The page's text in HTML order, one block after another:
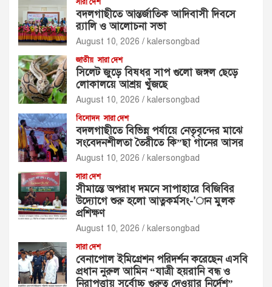
সারা দেশ
বদলগাছীতে আন্তর্জাতিক আদিবাসী দিবসে
র‍্যালি ও আলোচনা সভা
August 10, 2026 kalersongbad
জাতীয় সারা দেশ
সিলেট জুড়ে বিষধর সাপ গুলো জঙ্গল ছেড়ে
লোকালয়ে আশ্রয় খুঁজছে
August 10, 2026 kalersongbad
বিনোদন সারা দেশ
বদলগাছীতে বিভিন্ন পর্যায়ে নেতৃবৃন্দের মাঝে
সংবেদনশীলতা তৈরীতে কি”ছা গানের আসর
August 10, 2026 kalersongbad
সারা দেশ
সীমান্তে অপরাধ দমনে সাপাহারে বিজিবির
উদ্যোগে শুরু হলো আত্নকর্মসং-’ান মুলক
প্রশিক্ষণ
August 10, 2026 kalersongbad
সারা দেশ
বেনাপোল ইমিগ্রেশন পরিদর্শন করেছেন এসবি
প্রধান নুরুল আমিন “যাত্রী হয়রানি বন্ধ ও
নিরাপত্তায় সর্বোচ্চ গুরুত্ব দেওয়ার নির্দেশ”